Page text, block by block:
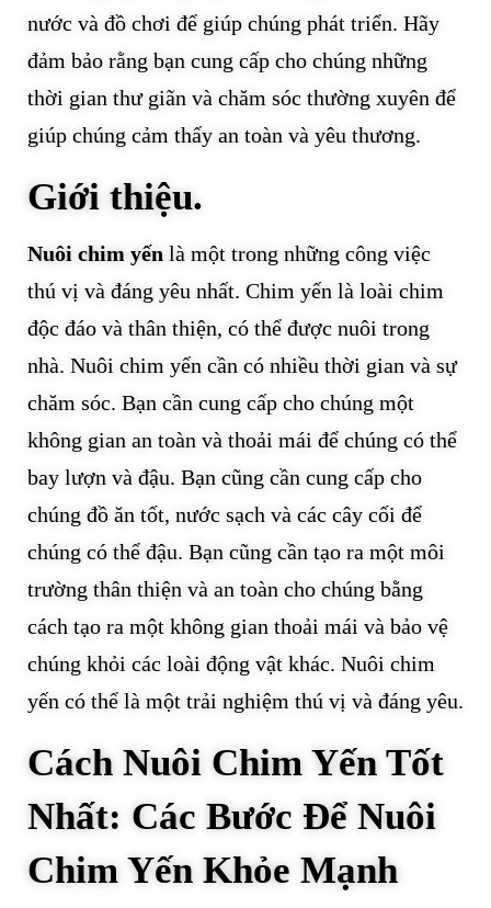
nước và đồ chơi để giúp chúng phát triển. Hãy
đảm bảo rằng bạn cung cấp cho chúng những
thời gian thư giãn và chăm sóc thường xuyên để
giúp chúng cảm thấy an toàn và yêu thương.
Giới thiệu.
Nuôi chim yến là một trong những công việc
thú vị và đáng yêu nhất. Chim yến là loài chim
độc đáo và thân thiện, có thể được nuôi trong
nhà. Nuôi chim yến cần có nhiều thời gian và sự
chăm sóc. Bạn cần cung cấp cho chúng một
không gian an toàn và thoải mái để chúng có thể
bay lượn và đậu. Bạn cũng cần cung cấp cho
chúng đồ ăn tốt, nước sạch và các cây cối để
chúng có thể đậu. Bạn cũng cần tạo ra một môi
trường thân thiện và an toàn cho chúng bằng
cách tạo ra một không gian thoải mái và bảo vệ
chúng khỏi các loài động vật khác. Nuôi chim
yến có thể là một trải nghiệm thú vị và đáng yêu.
Cách Nuôi Chim Yến Tốt
Nhất: Các Bước Để Nuôi
Chim Yến Khỏe Mạnh